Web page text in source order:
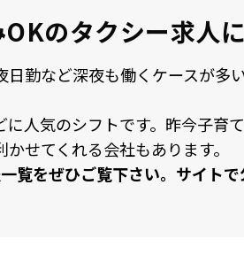
のタクシー求人
勤など深夜も働くケースが
⼈気のシフトです。昨今⼦
せてくれる会社もあります。
覧をぜひご覧下さい。サイト